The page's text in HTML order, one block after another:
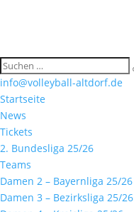
info@volleyball-altdorf.de
Startseite
News
Tickets
2. Bundesliga 25/26
Teams
Damen 2 – Bayernliga 25/26
Damen 3 – Bezirksliga 25/26